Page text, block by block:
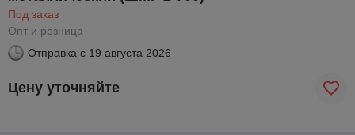
Под заказ
Опт и розница
Отправка с 19 августа 2026
Цену уточняйте